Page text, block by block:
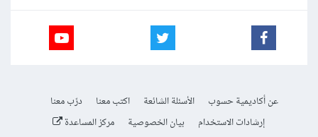
عن أكاديمية حسوب الأسئلة الشائعة اكتب معنا
درّب معنا
إرشادات الاستخدام
بيان الخصوصية مركز المساعدة